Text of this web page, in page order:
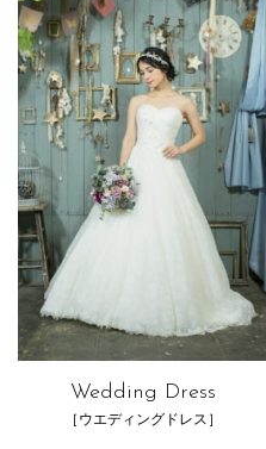
Wedding Dress
［ウエディングドレス］